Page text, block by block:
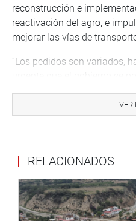
reconstrucción e
reactivación del agro, e
mejorar las vías de
“Los pedidos son variados,
los problemas del pueblo.
y llevaremos sus reclamos
nacionales. Haremos
conjunta con todos los
Áncash, quienes
quienes luego de
VER
RELACIONADOS